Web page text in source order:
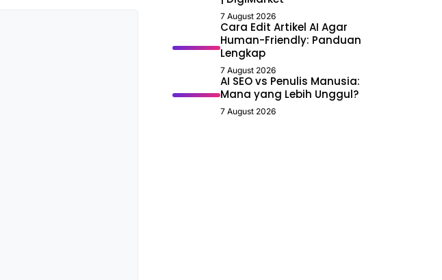
7 August 2026
Cara Edit Artikel AI Agar
Human-Friendly: Panduan
Lengkap
7 August 2026
AI SEO vs Penulis Manusia:
Mana yang Lebih Unggul?
7 August 2026